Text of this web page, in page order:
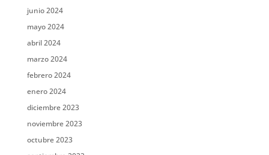
junio 2024
mayo 2024
abril 2024
marzo 2024
febrero 2024
enero 2024
diciembre 2023
noviembre 2023
octubre 2023